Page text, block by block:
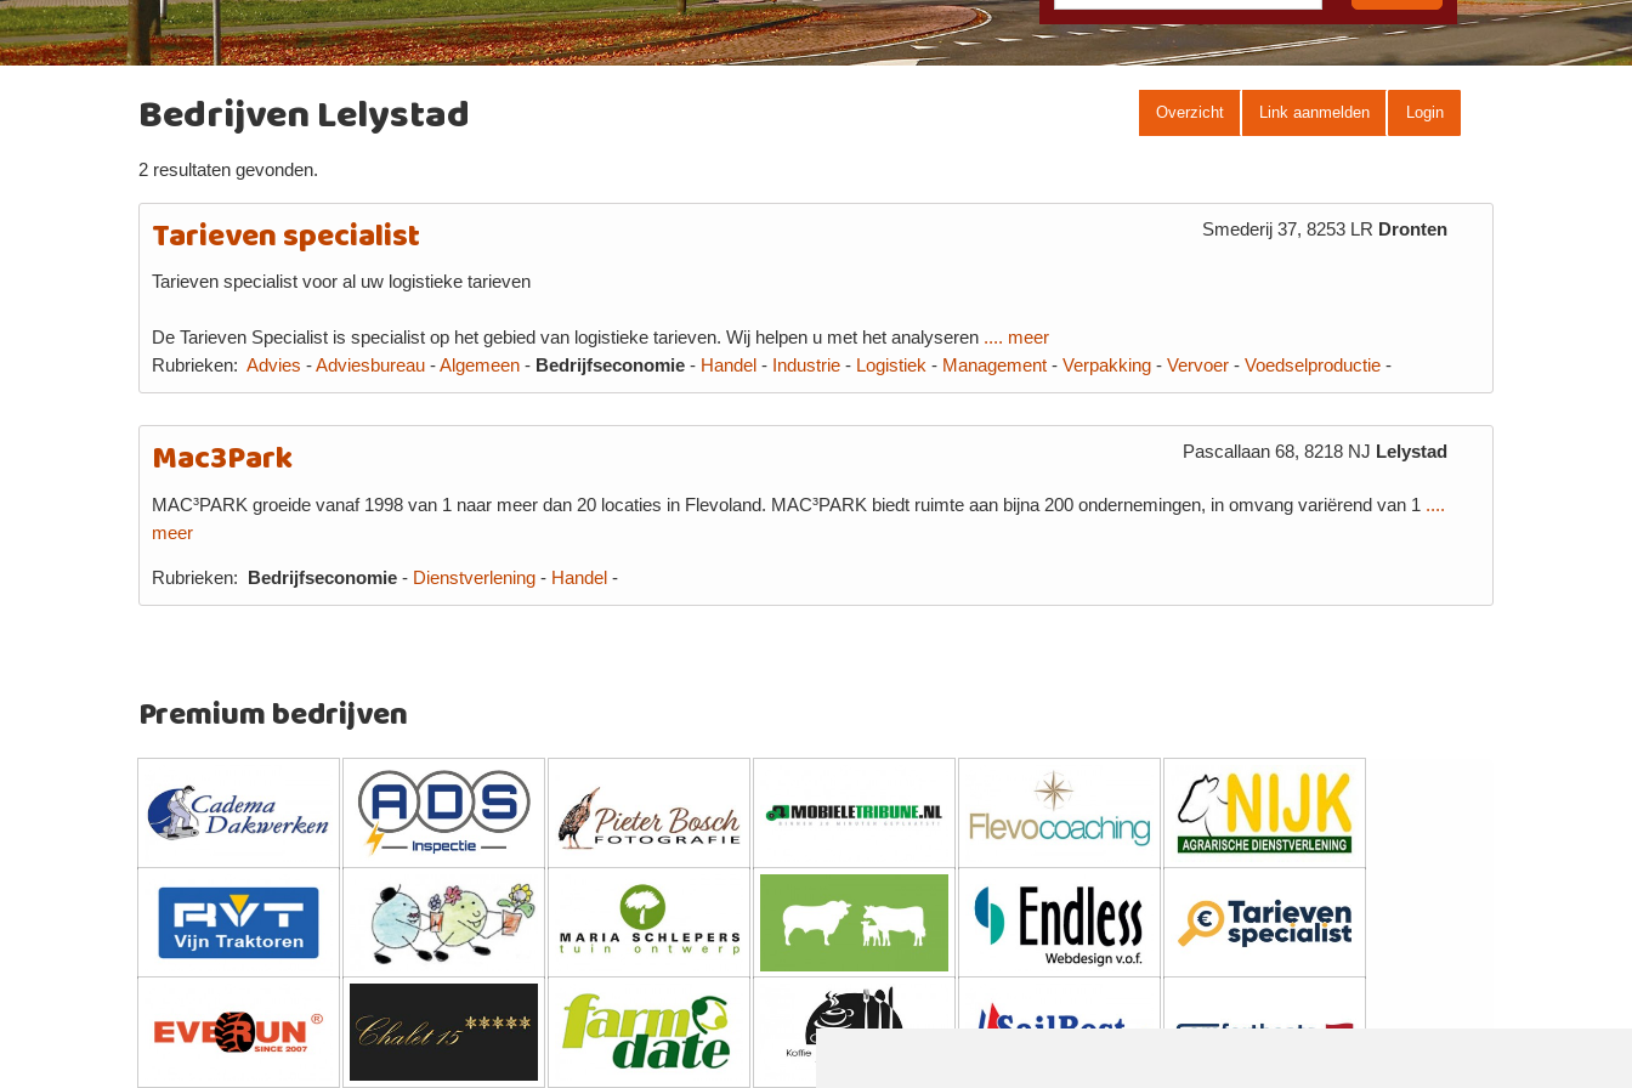
Bedrijven Lelystad Overzicht Link aanmelden Login
2 resultaten gevonden.
Tarieven specialist Smederij 37, 8253 LR Dronten
Tarieven specialist voor al uw logistieke tarieven
De Tarieven Specialist is specialist op het gebied van logistieke tarieven. Wij helpen u met het analyseren .... meer
Rubrieken: Advies -Adviesbureau-Algemeen- Bedrijfseconomie- Handel - Industrie- Logistiek - Management- Verpakking- Vervoer- Voedselproductie-
Mac3Park Pascallaan 68, 8218 NJ Lelystad
MAC³PARK groeide vanaf 1998 van 1 naar meer dan 20 locaties in Flevoland. MAC³PARK biedt ruimte aan bijna 200 ondernemingen, in omvang variërend van 1 ....
meer
Rubrieken: Bedrijfseconomie- Dienstverlening- Handel -
Premium bedrijven